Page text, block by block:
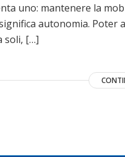
uno: mantenere la
autonomia. Poter
soli, […]